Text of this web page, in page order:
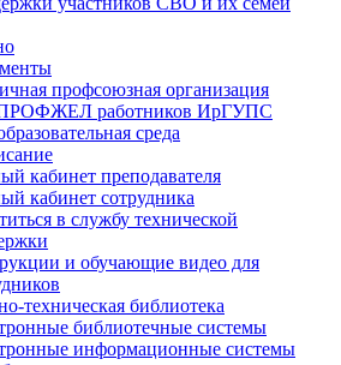
профсоюзная организация
работников ИрГУПС
среда
кабинет преподавателя
кабинет сотрудника
в службу технической
и обучающие видео для
техническая библиотека
библиотечные системы
информационные системы